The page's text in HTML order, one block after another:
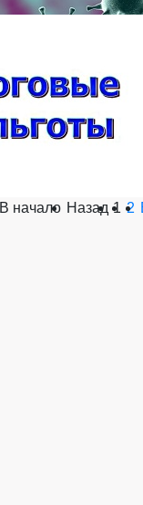
В начало Назад 1 2